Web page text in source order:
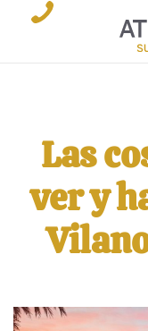
Las
ver y